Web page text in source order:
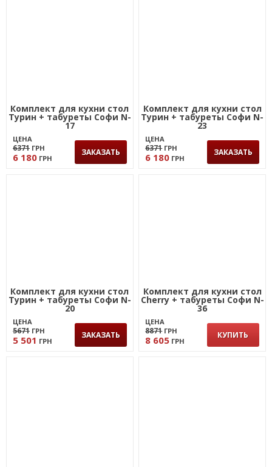
Комплект для кухни стол
Турин + табуреты Софи N-
17
ЦЕНА
6371 ГРН
6 180 ГРН
ЗАКАЗАТЬ
Комплект для кухни стол
Турин + табуреты Софи N-
23
ЦЕНА
6371 ГРН
6 180 ГРН
ЗАКАЗАТЬ
Комплект для кухни стол
Турин + табуреты Софи N-
20
ЦЕНА
5671 ГРН
5 501 ГРН
ЗАКАЗАТЬ
Комплект для кухни стол
Cherry + табуреты Софи N-
36
ЦЕНА
8871 ГРН
8 605 ГРН
КУПИТЬ